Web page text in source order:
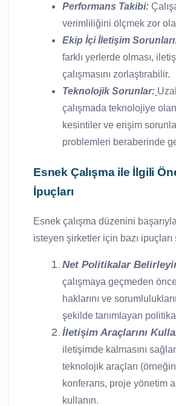
Performans Takibi:
verimliliğini ölçmek zor
Ekip İçi İletişim
farklı yerlerde olması,
çalışmasını zorlaştırabilir.
Teknolojik Sorunlar:
çalışmada teknolojiye olan
kesintiler ve erişim
problemleri beraberinde
Esnek Çalışma ile İlgili
İpuçları
Esnek çalışma düzenini
isteyen şirketler için bazı ipuçları
Net Politikalar
çalışmaya geçmeden
haklarını ve
şekilde tanımlayan
İletişim Araçlarını
iletişimde kalmasını
teknolojik araçları
konferans, proje yönetim
kullanın.